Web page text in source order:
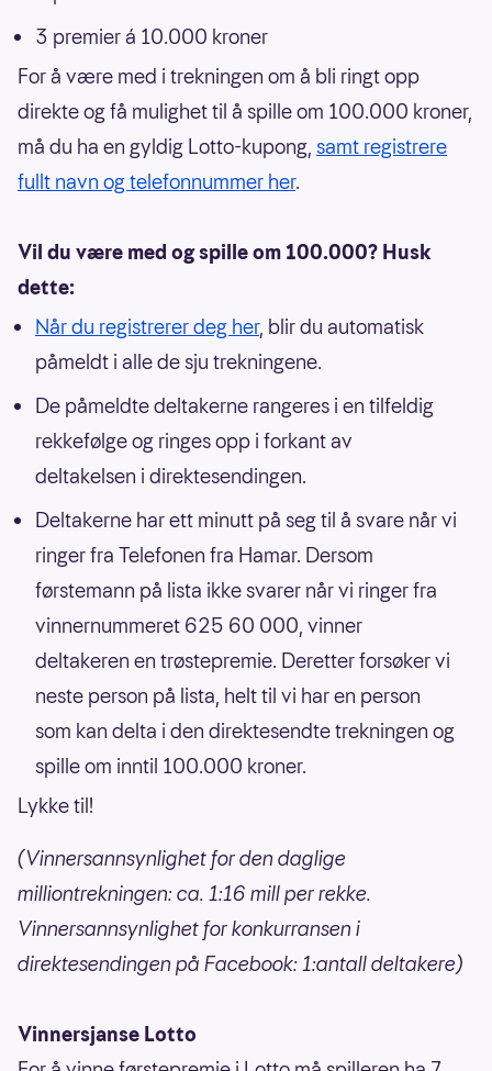
3 premier á 10.000 kroner
For å være med i trekningen om å bli ringt opp
direkte og få mulighet til å spille om 100.000 kroner,
må du ha en gyldig Lotto-kupong, samt registrere
fullt navn og telefonnummer her.
Vil du være med og spille om 100.000? Husk
dette:
Når du registrerer deg her, blir du automatisk
påmeldt i alle de sju trekningene.
De påmeldte deltakerne rangeres i en tilfeldig
rekkefølge og ringes opp i forkant av
deltakelsen i direktesendingen.
Deltakerne har ett minutt på seg til å svare når vi
ringer fra Telefonen fra Hamar. Dersom
førstemann på lista ikke svarer når vi ringer fra
vinnernummeret 625 60 000, vinner
deltakeren en trøstepremie. Deretter forsøker vi
neste person på lista, helt til vi har en person
som kan delta i den direktesendte trekningen og
spille om inntil 100.000 kroner.
Lykke til!
(Vinnersannsynlighet for den daglige
milliontrekningen: ca. 1:16 mill per rekke.
Vinnersannsynlighet for konkurransen i
direktesendingen på Facebook: 1:antall deltakere)
Vinnersjanse Lotto